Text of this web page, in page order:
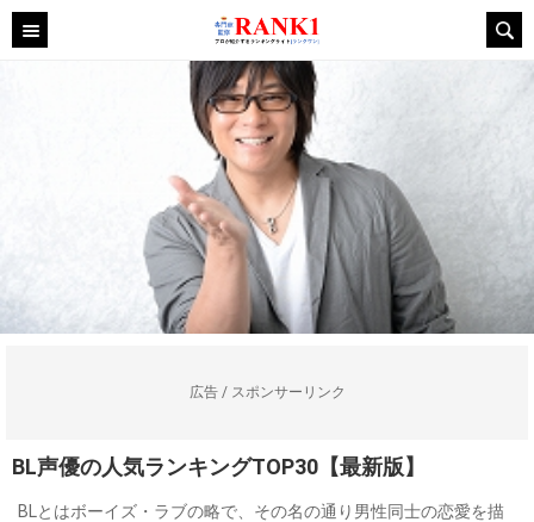
広告 / スポンサーリンク
BL声優の人気ランキングTOP30【最新版】
BLとはボーイズ・ラブの略で、その名の通り男性同士の恋愛を描